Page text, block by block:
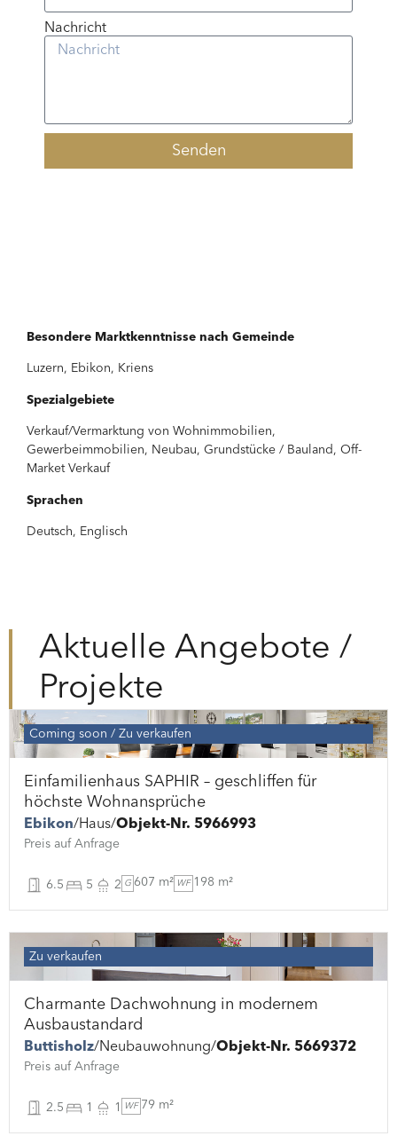
Nachricht
Senden
Besondere Marktkenntnisse nach Gemeinde
Luzern, Ebikon, Kriens
Spezialgebiete
Verkauf/Vermarktung von Wohnimmobilien,
Gewerbeimmobilien, Neubau, Grundstücke / Bauland, Off-
Market Verkauf
Sprachen
Deutsch, Englisch
Aktuelle Angebote /
Projekte
Coming soon Zu verkaufen
Einfamilienhaus SAPHIR – geschliffen für
höchste Wohnansprüche
Ebikon Haus Objekt-Nr. 5966993
Preis auf Anfrage
6.5 5 2 G 607 m² WF 198 m²
Zu verkaufen
Charmante Dachwohnung in modernem
Ausbaustandard
Buttisholz Neubauwohnung Objekt-Nr. 5669372
Preis auf Anfrage
2.5 1 1 WF 79 m²